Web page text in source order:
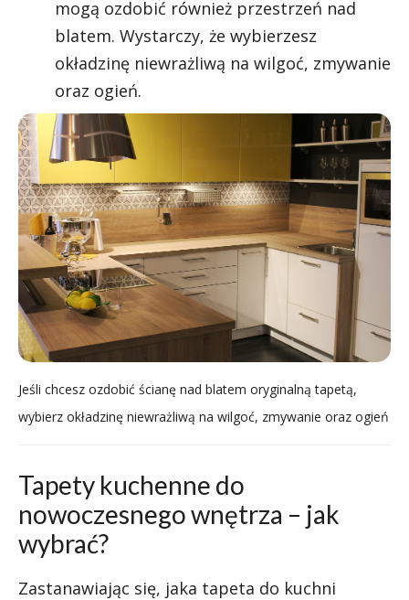
mogą ozdobić również przestrzeń nad
blatem. Wystarczy, że wybierzesz
okładzinę niewrażliwą na wilgoć, zmywanie
oraz ogień.
Jeśli chcesz ozdobić ścianę nad blatem oryginalną tapetą,
wybierz okładzinę niewrażliwą na wilgoć, zmywanie oraz ogień
Tapety kuchenne do
nowoczesnego wnętrza – jak
wybrać?
Zastanawiając się, jaka tapeta do kuchni